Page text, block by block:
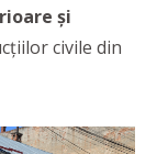
și
civile din